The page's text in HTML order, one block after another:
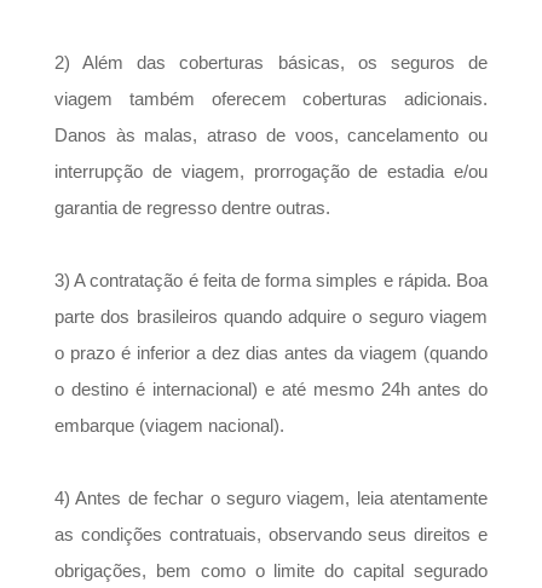
2) Além das coberturas básicas, os seguros de
viagem também oferecem coberturas adicionais.
Danos às malas, atraso de voos, cancelamento ou
interrupção de viagem, prorrogação de estadia e/ou
garantia de regresso dentre outras.
3) A contratação é feita de forma simples e rápida. Boa
parte dos brasileiros quando adquire o seguro viagem
o prazo é inferior a dez dias antes da viagem (quando
o destino é internacional) e até mesmo 24h antes do
embarque (viagem nacional).
4) Antes de fechar o seguro viagem, leia atentamente
as condições contratuais, observando seus direitos e
obrigações, bem como o limite do capital segurado